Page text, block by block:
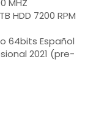
MHZ
HDD 7200 RPM
64bits Español
2021 (pre-